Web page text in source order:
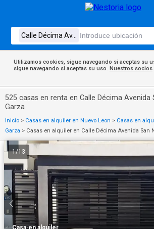
Utilizamos cookies, sigue navegando si aceptas su
sigue navegando si aceptas su uso. Nuestros socios
525 casas en renta en Calle Décima Avenida
Garza
Inicio > Casas en alquiler en Nuevo Leon > Casas en
Garza > Casas en alquiler en Calle Décima Avenida San
1/13
Casa·en alquiler